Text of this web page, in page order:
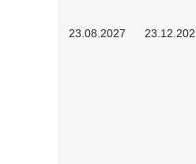
23.08.2027